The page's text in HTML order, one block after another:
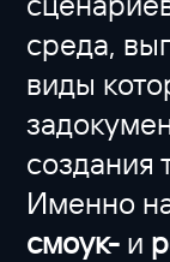
среда,
виды
создания
Именно
смоук- и